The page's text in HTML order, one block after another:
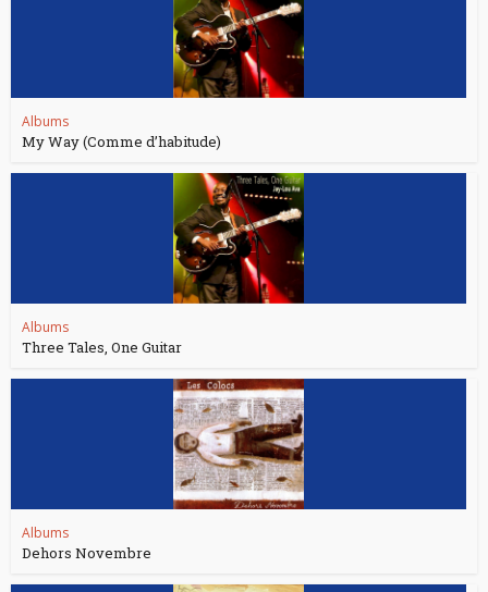
Albums
My Way (Comme d’habitude)
Albums
Three Tales, One Guitar
Albums
Dehors Novembre